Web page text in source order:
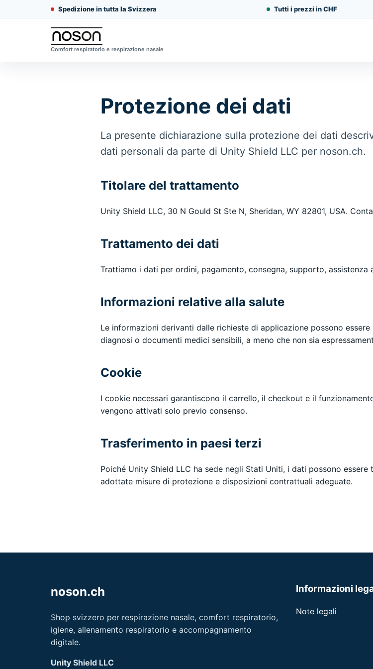
Spedizione in tutta la Svizzera Tutti i prezzi in CHF
Comfort respiratorio e respirazione nasale
Protezione dei dati
La presente dichiarazione sulla protezione dei dati
dati personali da parte di Unity Shield LLC per noson.ch.
Titolare del trattamento
Unity Shield LLC, 30 N Gould St Ste N, Sheridan, WY 82801, USA.
Trattamento dei dati
Trattiamo i dati per ordini, pagamento, consegna, supporto, assistenza
Informazioni relative alla salute
Le informazioni derivanti dalle richieste di applicazione possono
diagnosi o documenti medici sensibili, a meno che non sia
Cookie
I cookie necessari garantiscono il carrello, il checkout e il
vengono attivati solo previo consenso.
Trasferimento in paesi terzi
Poiché Unity Shield LLC ha sede negli Stati Uniti, i dati possono
adottate misure di protezione e disposizioni contrattuali adeguate.
noson.ch
Shop svizzero per respirazione nasale, comfort respiratorio,
igiene, allenamento respiratorio e accompagnamento
digitale.
Unity Shield LLC
Informazioni
Note legali